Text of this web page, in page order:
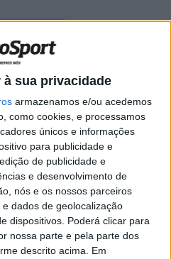
à sua privacidade
armazenamos e/ou acedemos
como cookies, e processamos
únicos e informações
para publicidade e
de publicidade e
e desenvolvimento de
nós e os nossos parceiros
dados de geolocalização
dispositivos. Poderá clicar para
nossa parte e pela parte dos
descrito acima. Em
foi o melhor em ambas as
feira, em condições de piso
isso em pole position
de sábado de manhã,
época. Daí ao triunfo
tarde, foi apenas um
Razgatlioglu disse:“A
não sabíamos que tempo
Todos os pilotos
o SC0 standard. O meu